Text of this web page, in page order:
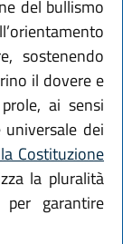
del bullismo
sostenendo
il dovere e
ai sensi
universale dei
Costituzione
la pluralità
garantire